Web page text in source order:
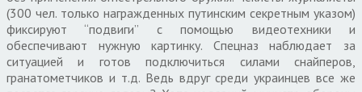
(300 чел. только награжденных путинским секретным указом)
фиксируют “подвиги” с помощью видеотехники и
обеспечивают нужную картинку. Спецназ наблюдает за
ситуацией и готов подключиться силами снайперов,
гранатометчиков и т.д. Ведь вдруг среди украинцев все же